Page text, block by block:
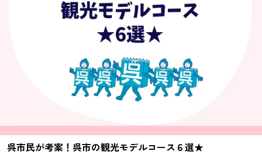
呉市民が考案！呉市の観光モデルコース６選★